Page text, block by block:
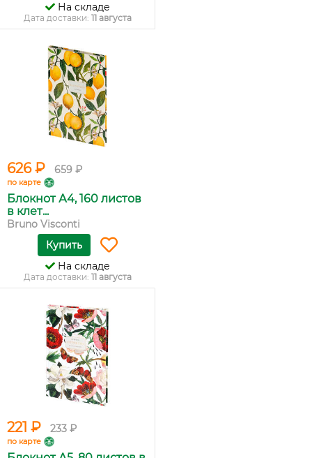
На складе
Дата доставки: 11 августа
626 ₽ 659 ₽
по карте
Блокнот А4, 160 листов
в клет...
Bruno Visconti
Купить
На складе
Дата доставки: 11 августа
221 ₽ 233 ₽
по карте